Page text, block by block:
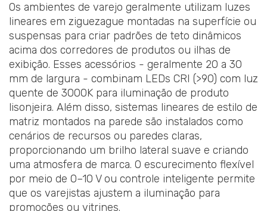
Os ambientes de varejo geralmente utilizam luzes
lineares em ziguezague montadas na superfície ou
suspensas para criar padrões de teto dinâmicos
acima dos corredores de produtos ou ilhas de
exibição. Esses acessórios - geralmente 20 a 30
mm de largura - combinam LEDs CRI (>90) com luz
quente de 3000K para iluminação de produto
lisonjeira. Além disso, sistemas lineares de estilo de
matriz montados na parede são instalados como
cenários de recursos ou paredes claras,
proporcionando um brilho lateral suave e criando
uma atmosfera de marca. O escurecimento flexível
por meio de 0–10 V ou controle inteligente permite
que os varejistas ajustem a iluminação para
promoções ou vitrines.